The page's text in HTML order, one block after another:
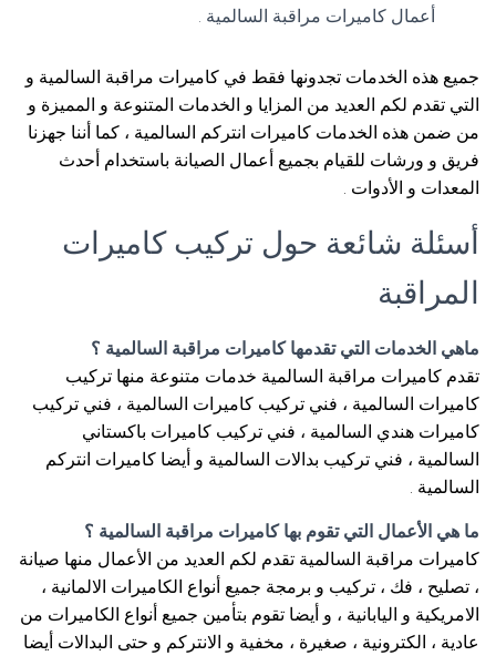
أعمال كاميرات مراقبة السالمية .
جميع هذه الخدمات تجدونها فقط في كاميرات مراقبة السالمية و
التي تقدم لكم العديد من المزايا و الخدمات المتنوعة و المميزة و
من ضمن هذه الخدمات كاميرات انتركم السالمية ، كما أننا جهزنا
فريق و ورشات للقيام بجميع أعمال الصيانة باستخدام أحدث
المعدات و الأدوات .
أسئلة شائعة حول تركيب كاميرات
المراقبة
ماهي الخدمات التي تقدمها كاميرات مراقبة السالمية ؟
تقدم كاميرات مراقبة السالمية خدمات متنوعة منها تركيب
كاميرات السالمية ، فني تركيب كاميرات السالمية ، فني تركيب
كاميرات هندي السالمية ، فني تركيب كاميرات باكستاني
السالمية ، فني تركيب بدالات السالمية و أيضا كاميرات انتركم
السالمية .
ما هي الأعمال التي تقوم بها كاميرات مراقبة السالمية ؟
كاميرات مراقبة السالمية تقدم لكم العديد من الأعمال منها صيانة
، تصليح ، فك ، تركيب و برمجة جميع أنواع الكاميرات الالمانية ،
الامريكية و اليابانية ، و أيضا تقوم بتأمين جميع أنواع الكاميرات من
عادية ، الكترونية ، صغيرة ، مخفية و الانتركم و حتى البدالات أيضا